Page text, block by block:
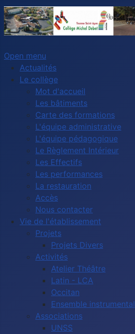
Open menu
Actualités
Le collège
Mot d'accueil
Les bâtiments
Carte des formations
L'équipe administrative
L'équipe pédagogique
Le Règlement Intérieur
Les Effectifs
Les performances
La restauration
Accès
Nous contacter
Vie de l'établissement
Projets
Projets Divers
Activités
Atelier Théâtre
Latin - LCA
Occitan
Ensemble instrumental
Associations
UNSS